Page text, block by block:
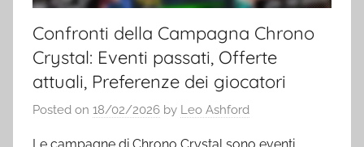
Confronti della Campagna Chrono
Crystal: Eventi passati, Offerte
attuali, Preferenze dei giocatori
Posted on 18/02/2026 by Leo Ashford